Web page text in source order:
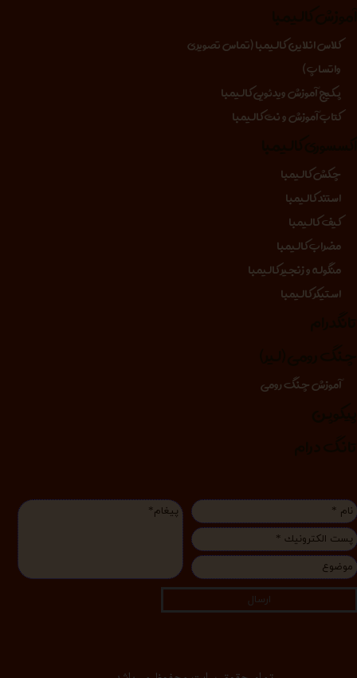
ارسال
کلاس انلاین کالیمبا (تماس تصویری
واتساپ)
پکیج آموزش ویدئویی کالیمبا
کتاب آموزش و نت کالیمبا
چکش کالیمبا
استند کالیمبا
کیف کالیمبا
مضراب کالیمبا
منگوله و زنجیر کالیمبا
استیکر کالیمبا
آموزش چنگ رومی